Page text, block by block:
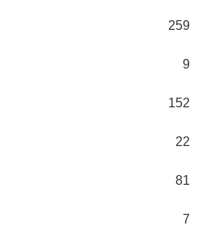
259
9
152
22
81
7